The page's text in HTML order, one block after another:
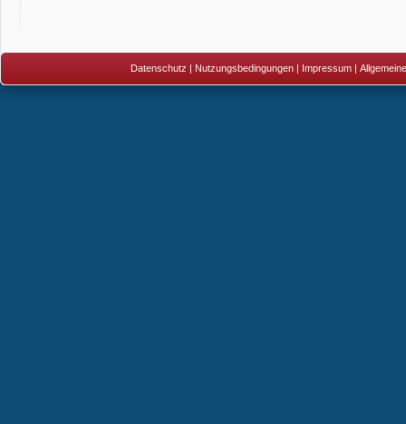
Datenschutz | Nutzungsbedingungen| Impressum|